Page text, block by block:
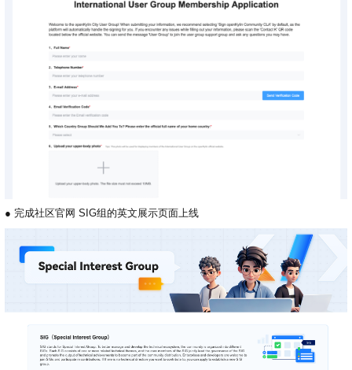
● 完成社区官网 SIG组的英文展示页面上线